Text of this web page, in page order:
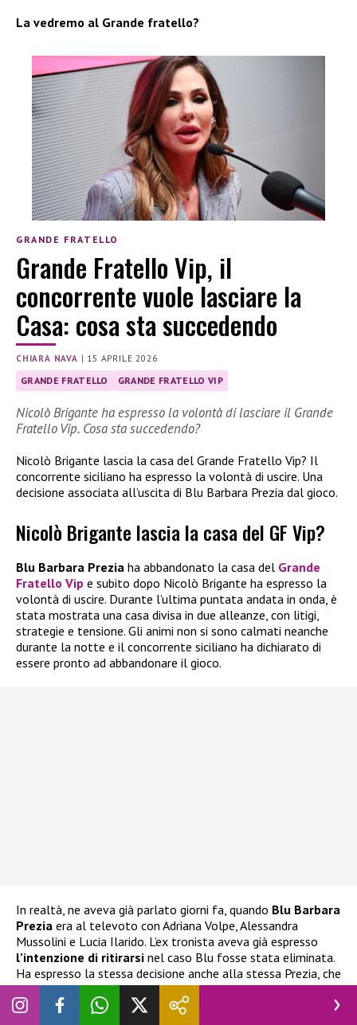
La vedremo al Grande fratello?
GRANDE FRATELLO
Grande Fratello Vip, il
concorrente vuole lasciare la
Casa: cosa sta succedendo
CHIARA NAVA | 15 APRILE 2026
GRANDE FRATELLO GRANDE FRATELLO VIP
Nicolò Brigante ha espresso la volontà di lasciare il Grande
Fratello Vip. Cosa sta succedendo?
Nicolò Brigante lascia la casa del Grande Fratello Vip? Il
concorrente siciliano ha espresso la volontà di uscire. Una
decisione associata all’uscita di Blu Barbara Prezia dal gioco.
Nicolò Brigante lascia la casa del GF Vip?
Blu Barbara Prezia ha abbandonato la casa del Grande
Fratello Vip e subito dopo Nicolò Brigante ha espresso la
volontà di uscire. Durante l’ultima puntata andata in onda, è
stata mostrata una casa divisa in due alleanze, con litigi,
strategie e tensione. Gli animi non si sono calmati neanche
durante la notte e il concorrente siciliano ha dichiarato di
essere pronto ad abbandonare il gioco.
In realtà, ne aveva già parlato giorni fa, quando Blu Barbara
Prezia era al televoto con Adriana Volpe, Alessandra
Mussolini e Lucia Ilarido. L’ex tronista aveva già espresso
l’intenzione di ritirarsi nel caso Blu fosse stata eliminata.
Ha espresso la stessa decisione anche alla stessa Prezia, che
ha cercato di dissuaderlo e di impedirgli di compiere scelte
istintive delle quali potrebbe pentirsi.